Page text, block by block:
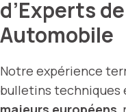
d’Experts
Automobile
Notre expérience
bulletins techniques